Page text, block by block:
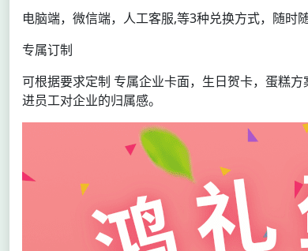
电脑端，微信端，人工客服,等3种兑换方式，随时随
专属订制
可根据要求定制 专属企业卡面，生日贺卡，蛋糕
进员工对企业的归属感。